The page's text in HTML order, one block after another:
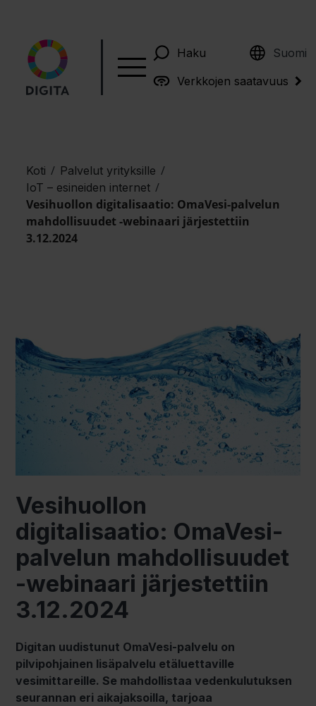
Haku Suomi
English
Verkkojen saatavuus
Koti / Palvelut yrityksille /
IoT – esineiden internet /
Vesihuollon digitalisaatio: OmaVesi-palvelun
mahdollisuudet -webinaari järjestettiin
3.12.2024
Vesihuollon
digitalisaatio: OmaVesi-
palvelun mahdollisuudet
-webinaari järjestettiin
3.12.2024
Digitan uudistunut OmaVesi-palvelu on
pilvipohjainen lisäpalvelu etäluettaville
vesimittareille. Se mahdollistaa vedenkulutuksen
seurannan eri aikajaksoilla, tarjoaa